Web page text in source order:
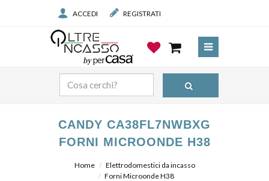
ACCEDI REGISTRATI
CANDY CA38FL7NWBXG
FORNI MICROONDE H38
Home
Elettrodomestici da incasso
Forni Microonde H38